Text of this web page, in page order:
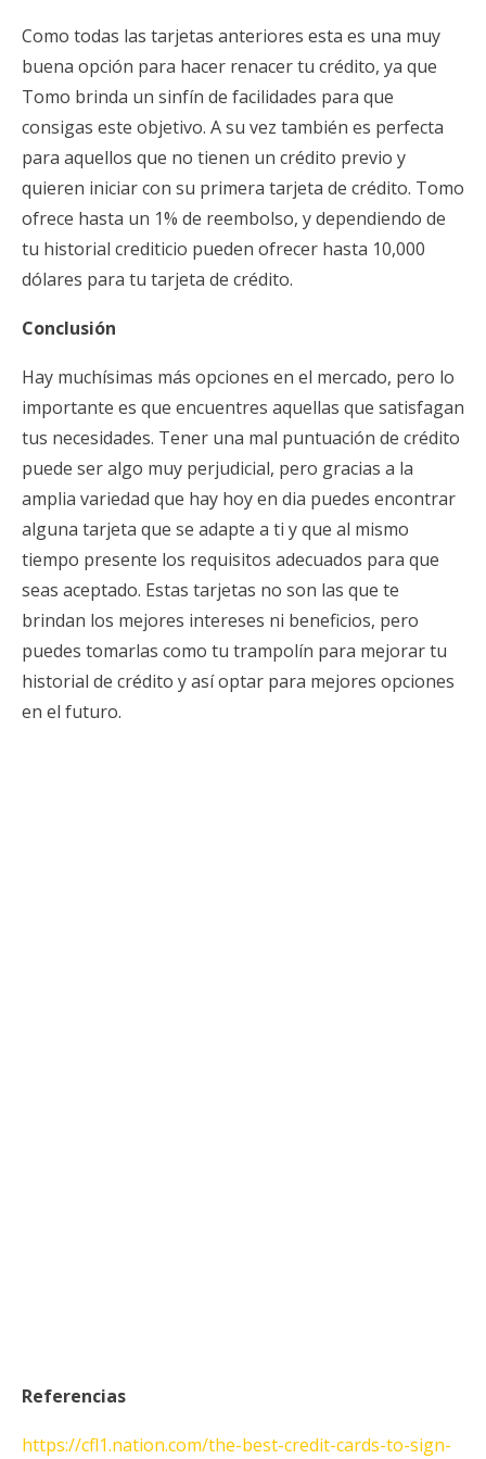
Como todas las tarjetas anteriores esta es una muy
buena opción para hacer renacer tu crédito, ya que
Tomo brinda un sinfín de facilidades para que
consigas este objetivo. A su vez también es perfecta
para aquellos que no tienen un crédito previo y
quieren iniciar con su primera tarjeta de crédito. Tomo
ofrece hasta un 1% de reembolso, y dependiendo de
tu historial crediticio pueden ofrecer hasta 10,000
dólares para tu tarjeta de crédito.
Conclusión
Hay muchísimas más opciones en el mercado, pero lo
importante es que encuentres aquellas que satisfagan
tus necesidades. Tener una mal puntuación de crédito
puede ser algo muy perjudicial, pero gracias a la
amplia variedad que hay hoy en dia puedes encontrar
alguna tarjeta que se adapte a ti y que al mismo
tiempo presente los requisitos adecuados para que
seas aceptado. Estas tarjetas no son las que te
brindan los mejores intereses ni beneficios, pero
puedes tomarlas como tu trampolín para mejorar tu
historial de crédito y así optar para mejores opciones
en el futuro.
Referencias
https://cfl1.nation.com/the-best-credit-cards-to-sign-